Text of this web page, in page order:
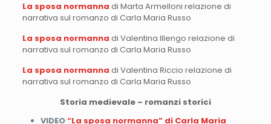
La sposa normanna di Marta Armelloni relazione di
narrativa sul romanzo di Carla Maria Russo
La sposa normanna di Valentina Illengo relazione di
narrativa sul romanzo di Carla Maria Russo
La sposa normanna di Valentina Riccio relazione di
narrativa sul romanzo di Carla Maria Russo
Storia medievale – romanzi storici
VIDEO“La sposa normanna” di Carla Maria